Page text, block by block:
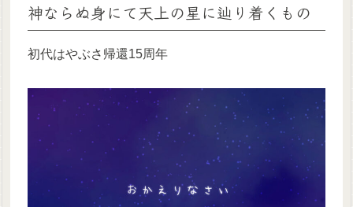
神ならぬ身にて天上の星に辿り着くもの
初代はやぶさ帰還15周年